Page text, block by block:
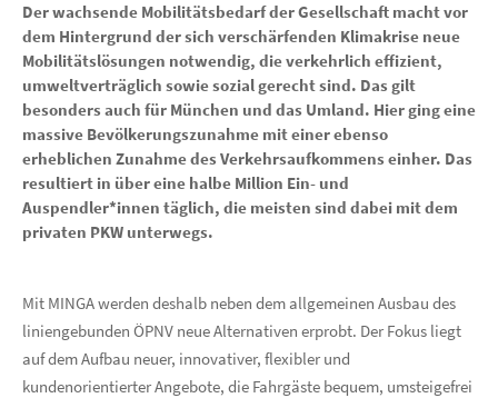
Der wachsende Mobilitätsbedarf der Gesellschaft macht vor
dem Hintergrund der sich verschärfenden Klimakrise neue
Mobilitätslösungen notwendig, die verkehrlich effizient,
umweltverträglich sowie sozial gerecht sind. Das gilt
besonders auch für München und das Umland. Hier ging eine
massive Bevölkerungszunahme mit einer ebenso
erheblichen Zunahme des Verkehrsaufkommens einher. Das
resultiert in über eine halbe Million Ein- und
Auspendler*innen täglich, die meisten sind dabei mit dem
privaten PKW unterwegs.
Mit MINGA werden deshalb neben dem allgemeinen Ausbau des
liniengebunden ÖPNV neue Alternativen erprobt. Der Fokus liegt
auf dem Aufbau neuer, innovativer, flexibler und
kundenorientierter Angebote, die Fahrgäste bequem, umsteigefrei